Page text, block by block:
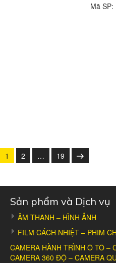
Mã SP:
Posts
Trang
1 Trang
2 … Trang
19
Trang
tiếp
Sản phẩm và Dịch vụ
ÂM THANH – HÌNH ẢNH
FILM CÁCH NHIỆT – PHIM
CAMERA HÀNH TRÌNH Ô TÔ –
CAMERA 360 ĐỘ – CAMERA